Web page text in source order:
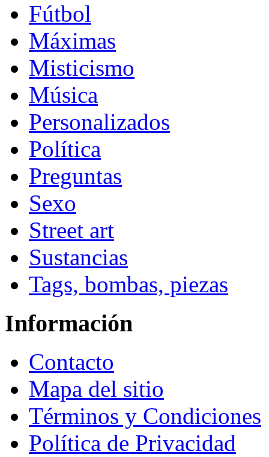
Fútbol
Máximas
Misticismo
Música
Personalizados
Política
Preguntas
Sexo
Street art
Sustancias
Tags, bombas, piezas
Información
Contacto
Mapa del sitio
Términos y Condiciones
Política de Privacidad